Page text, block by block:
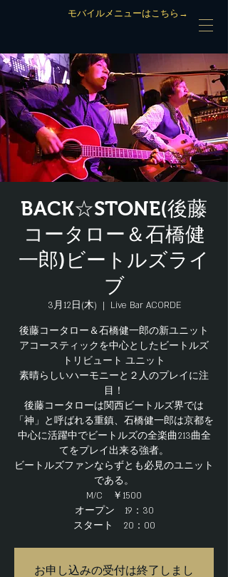
モバイルメニューはこちら→
BACK☆STONE(後藤
コータロー＆石橋健
一郎)ビートルズライ
ブ
3月12日(木)
  |
Live Bar ACORDE
後藤コータロー＆石橋健一郎の新ユニット
アコースティックを中心としたビートルズ
トリビュート ユニット
素晴らしいハーモニーと２人のプレイに注
目！
後藤コータローは関西ビートルズ界では
「神」と呼ばれる重鎮、石橋健一郎は京都を
中心に活躍中でビートルズの全楽曲213曲全
てをプレイ出来る強者。
ビートルズファンならずとも必見のユニット
である。
M/C ￥1500
オープン 19：30
お申し込みの受付は終了しまし